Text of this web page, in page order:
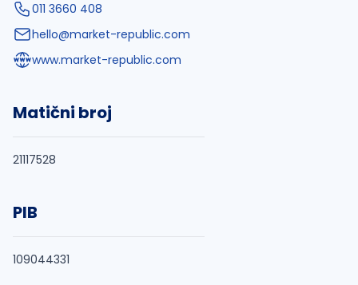
011 3660 408
hello@market-republic.com
www.market-republic.com
Matični broj
21117528
PIB
109044331